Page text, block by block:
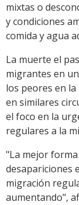
mixtas o
y condiciones
comida y agua
La muerte el
migrantes en
los peores en
en similares
el foco en la
regulares a la
"La mejor
desapariciones
migración
aumentando",